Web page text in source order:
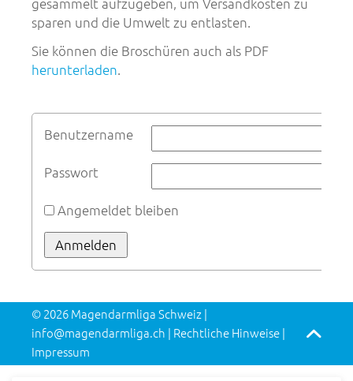
gesammelt aufzugeben, um Versandkosten zu
sparen und die Umwelt zu entlasten.
Sie können die Broschüren auch als PDF
herunterladen.
Benutzername
Passwort
Angemeldet bleiben
Anmelden
© 2026 Magendarmliga Schweiz |
info@magendarmliga.ch | Rechtliche Hinweise
Impressum